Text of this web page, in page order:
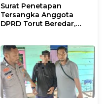
Surat Penetapan
Tersangka Anggota
DPRD Torut Beredar,
Berstatus Saksi